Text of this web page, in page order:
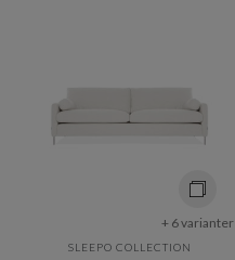
+ 6 varianter
SLEEPO COLLECTION